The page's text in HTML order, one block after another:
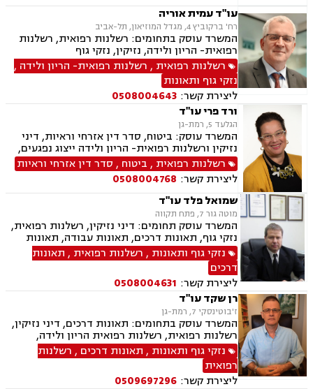
עו"ד עמית אוריה
רח' ברקוביץ 4, מגדל המוזיאון, תל-אביב
המשרד עוסק בתחומים: רשלנות רפואית, רשלנות
רפואית- הריון ולידה, נזיקין, נזקי גוף
רשלנות רפואית , רשלנות רפואית- הריון ולידה ,
נזקי גוף ותאונות
ליצירת קשר: 0508004643
ורד פרי עו"ד
הגלעד 5, רמת-גן
המשרד עוסק: ביטוח, סדר דין אזרחי וראיות, דיני
נזיקין ורשלנות רפואית- הריון ולידה ייצוג נפגעים,
תאונות דרכים, אובדן כושר עבודה, ביטוח חיים,
תאונות עבודה ואחריות מקצועית.
רשלנות רפואית , ביטוח , סדר דין אזרחי וראיות
ליצירת קשר: 0508004768
שמואל פלד עו"ד
מוטה גור 7, פתח תקווה
המשרד עוסק תחומים: דיני נזיקין, רשלנות רפואית,
נזקי גוף, תאונות דרכים, תאונות עבודה, תאונות
תלמידים, ביטוח חיים, אובדן כושר עבודה, ביטוח
סיעודי, נכי צה"ל, תביעות ביטוח, נזקי רכוש, דיני
עבודה, דיני פנסיה, פירוקים והקפאות הליכים,
מקרקעין ונדל"ן, עסקאות מכר דירה, הפקעות
מקרקעין, מיסוי מקרקעין, פינוי מושכר, ייפוי כוח
מתמשך, ירושות וצוואות, הסכמי ממון
נזקי גוף ותאונות , רשלנות רפואית , תאונות
דרכים
ליצירת קשר: 0508004631
רן שקד עו"ד
ז'בוטינסקי 7, רמת-גן
המשרד עוסק בתחומים: תאונות דרכים, דיני נזיקין,
רשלנות רפואית, רשלנות רפואית הריון ולידה,
ביטוח, תאונות עבודה, ייצוג נכי צה"ל, ירושות
וצוואות.
נזקי גוף ותאונות , תאונות דרכים , רשלנות
רפואית
ליצירת קשר: 0509697296